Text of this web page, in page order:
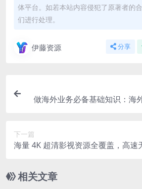
体平台。如若本站内容侵犯了原著者的
们进行处理。
伊藤资源 分享
做海外业务必备基础知识：海
下一篇
海量 4K 超清影视资源全覆盖，高速
相关文章